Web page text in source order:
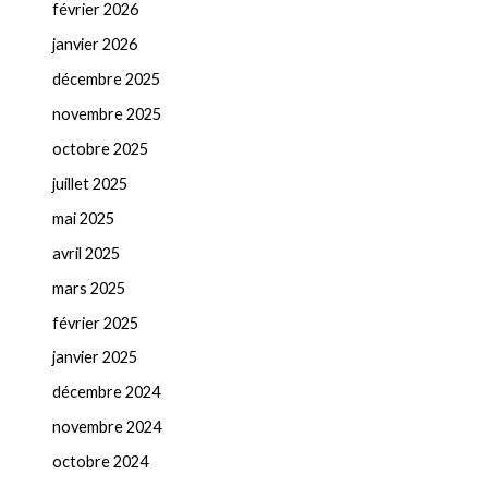
février 2026
janvier 2026
décembre 2025
novembre 2025
octobre 2025
juillet 2025
mai 2025
avril 2025
mars 2025
février 2025
janvier 2025
décembre 2024
novembre 2024
octobre 2024